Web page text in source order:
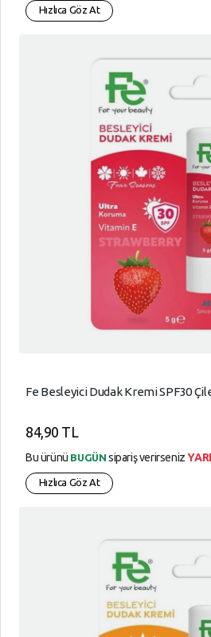
Hızlıca Göz At
Fe Besleyici Dudak Kremi SPF30
84,90 TL
Bu ürünü BUGÜN sipariş verirseniz
Hızlıca Göz At